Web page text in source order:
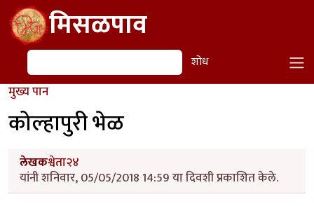
Skip to main contentमिसळपाव
शोध शोध
मुख्य पान
कोल्हापुरी भेळ
लेखकश्वेता२४
यांनी शनिवार, 05/05/2018 14:59 या दिवशी प्रकाशित केले.